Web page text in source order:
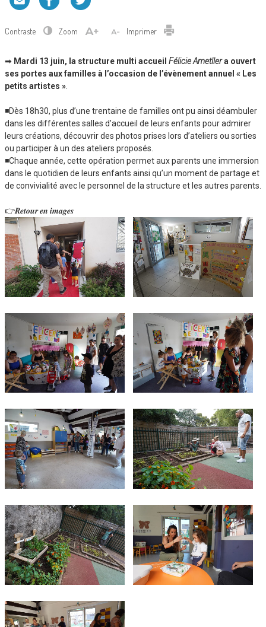
Contraste Zoom Imprimer
➡ Mardi 13 juin, la structure multi accueil Félicie Ametllera ouvert
ses portes aux familles à l’occasion de l’évènement annuel « Les
petits artistes »
◾Dès 18h30, plus d’une trentaine de familles ont pu ainsi déambuler
dans les différentes salles d’accueil de leurs enfants pour admirer
leurs créations, découvrir des photos prises lors d’ateliers ou sorties
ou participer à un des ateliers proposés.
◾Chaque année, cette opération permet aux parents une immersion
dans le quotidien de leurs enfants ainsi qu’un moment de partage et
de convivialité avec le personnel de la structure et les autres parents.
👉𝑹𝒆𝒕𝒐𝒖𝒓 𝒆𝒏 𝒊𝒎𝒂𝒈𝒆𝒔